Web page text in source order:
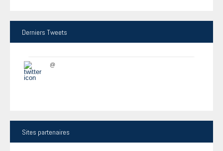
Derniers Tweets
@
Sites partenaires